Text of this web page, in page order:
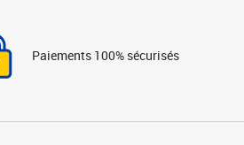
Paiements 100% sécurisés